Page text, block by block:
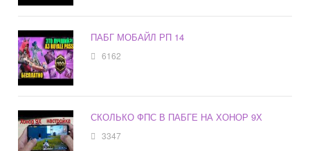
ПАБГ МОБАЙЛ РП 14
6162
СКОЛЬКО ФПС В ПАБГЕ НА ХОНОР 9Х
3347